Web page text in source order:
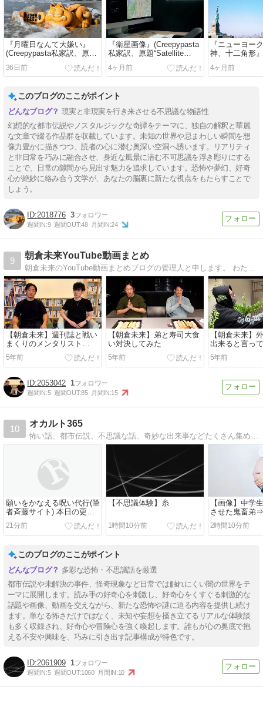
『月曜日なんて大嫌い』
(Creepypasta私家訳、原
題“I Hate Mondays”)
36日前
『衛星画像』(Creepypasta
私家訳、原題“Satellite
Images”)
4ヶ月前
『ニューヨー
神、十二角形』
(Creepypasta
題“New York
4ヶ月前
このブログのここがポイント
現実と非現実を行き来させる不思議な物語性
幻想的な都市伝説やノスタルジックな奇譚をテーマに、独自の解釈と華麗
な文章で綴る作品群を収載しています。未知の世界や忌まわしい瞬間を想
像力豊かに描きつつ、読者の心に潜む奥深い空洞へ誘います。リアリティ
と非日常を巧みに融合させ、身近な風景に潜む不可思議を浮き彫りにする
ことで、日常の隙間から見出す魅力を追求しています。恐怖や夢幻、好奇
心が絶妙に絡み合う文学が、あなたの脳裏に新たな視点をもたらすことで
しょう。
2018776 3
週間IN:9 週間OUT:48 月間IN:24
9
朝倉未来YouTube動画まとめ
朝倉未来のYouTube動画まとめブログの管理人と申します。 わたしのブログでは朝倉未来に関する情報をまとめており、いわゆる特化ブログを目指しております。まだまだ成長過程のブログではございますが、ぜひともよろしくお願いいたします。管理人
【朝倉未来】週刊誌と戦い
まくりのメンタリスト
DaiGoさんに話を聞いてみ
た
5年前
【朝倉未来】弟と寿司大食
い対決してみた
5年前
【朝倉未来】
出来ると言っ
エルに巨大な
みた
5年前
2053042 1
週間IN:5 週間OUT:85 月間IN:15
10
オカルト365
怖い話、都市伝説、不思議な話、奇妙な出来事などたくさん集めています
願いをかなえる呪い代行(筆
者斉藤サイト) 本日の更新
情報
22分前
【不思議体験】糸
1時間10分前
【画像】中学
させた鬼畜弟
2時間10分前
このブログのここがポイント
多彩な恐怖・不思議話を厳選
都市伝説や未解決の事件、怪奇現象など日常では触れにくい闇の世界をテ
ーマに展開します。読み手の好奇心を刺激し、好奇心をくすぐる刺激的な
話題や画像、動画を交えながら、新たな恐怖や謎に迫る内容を提供し続け
ます。単なる怖さだけではなく、未知や妄想を掻き立てるリアルな体験談
も多く収録され、好奇心や冒険心を強く喚起します。誰もが心の奥底で抱
える不安や興味を、巧みに引き出す記事構成が特色です。
2061909 1
週間IN:5 週間OUT:1060 月間IN:10